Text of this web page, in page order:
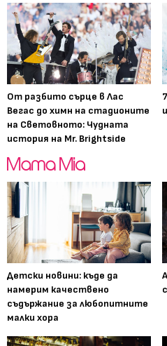
От разбито сърце в Лас
Вегас до химн на стадионите
на Световното: Чудната
история на Mr. Brightside
Детски новини: къде да
намерим качествено
съдържание за любопитните
малки хора